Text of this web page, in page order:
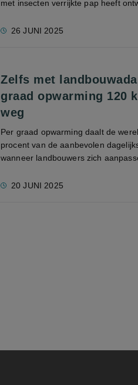
met insecten verrijkte pap heeft
26 JUNI 2025
Zelfs met
graad opwarming 120
weg
Per graad opwarming daalt de
procent van de aanbevolen
wanneer landbouwers zich
20 JUNI 2025